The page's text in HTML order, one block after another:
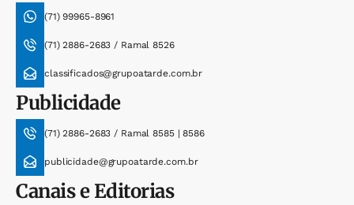
(71) 99965-8961
(71) 2886-2683 / Ramal 8526
classificados@grupoatarde.com.br
Publicidade
(71) 2886-2683 / Ramal 8585 | 8586
publicidade@grupoatarde.com.br
Canais e Editorias